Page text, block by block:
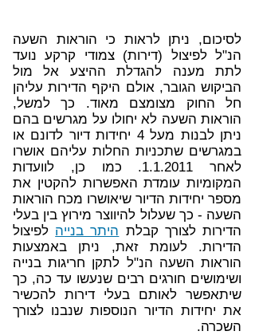
לסיכום, ניתן לראות כי הוראות השעה
הנ"ל לפיצול (דירות) צמודי קרקע נועד
לתת מענה להגדלת ההיצע אל מול
הביקוש הגובר, אולם היקף הדירות עליהן
חל החוק מצומצם מאוד. כך למשל,
הוראות השעה לא יחולו על מגרשים בהם
ניתן לבנות מעל 4 יחידות דיור לדונם או
במגרשים שתכניות החלות עליהם אושרו
לאחר 1.1.2011. כמו כן, לוועדות
המקומיות עומדת האפשרות להקטין את
מספר יחידות הדיור שיאושרו מכח הוראות
השעה - כך שעלול להיווצר מירוץ בין בעלי
הדירות לצורך קבלת היתר בנייה לפיצול
הדירות. לעומת זאת, ניתן באמצעות
הוראות השעה הנ"ל לתקן חריגות בנייה
ושימושים חורגים רבים שנעשו עד כה, כך
שיתאפשר לאותם בעלי דירות להכשיר
את יחידות הדיור הנוספות שנבנו לצורך
השכרה.